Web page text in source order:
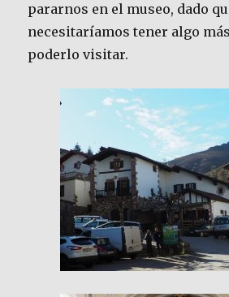
pararnos en el museo, dado
necesitaríamos tener algo
poderlo visitar.